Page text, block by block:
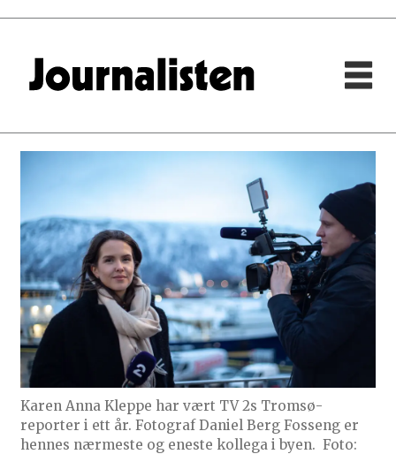
Karen Anna Kleppe har vært TV 2s Tromsø-
reporter i ett år. Fotograf Daniel Berg Fosseng er
hennes nærmeste og eneste kollega i byen. Foto: